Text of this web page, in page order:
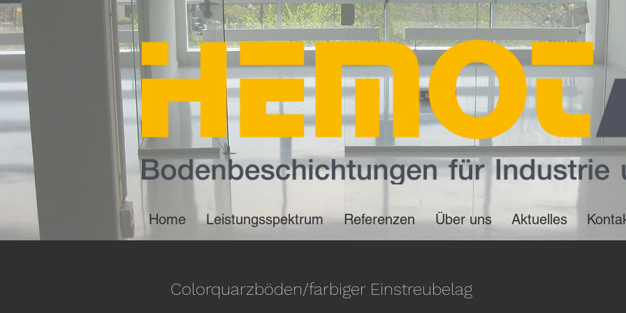
Colorquarzböden/farbiger Einstreubelag
Home Leistungsspektrum Referenzen Über uns Aktuelles